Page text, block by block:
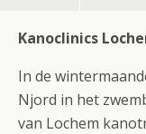
Kanoclinics
In de
Njord in het
van Lochem